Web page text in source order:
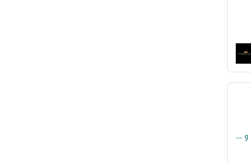
أمتلك شقة للبيع في أركان بالم الشيخ زايد دقائق من أركان و هايبر وان